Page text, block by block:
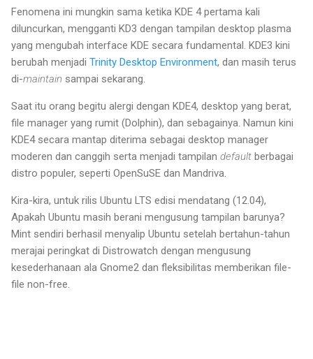
Fenomena ini mungkin sama ketika KDE 4 pertama kali
diluncurkan, mengganti KD3 dengan tampilan desktop plasma
yang mengubah interface KDE secara fundamental. KDE3 kini
berubah menjadi Trinity Desktop Environment, dan masih terus
di-maintain sampai sekarang.
Saat itu orang begitu alergi dengan KDE4, desktop yang berat,
file manager yang rumit (Dolphin), dan sebagainya. Namun kini
KDE4 secara mantap diterima sebagai desktop manager
moderen dan canggih serta menjadi tampilan default berbagai
distro populer, seperti OpenSuSE dan Mandriva.
Kira-kira, untuk rilis Ubuntu LTS edisi mendatang (12.04),
Apakah Ubuntu masih berani mengusung tampilan barunya?
Mint sendiri berhasil menyalip Ubuntu setelah bertahun-tahun
merajai peringkat di Distrowatch dengan mengusung
kesederhanaan ala Gnome2 dan fleksibilitas memberikan file-
file non-free.